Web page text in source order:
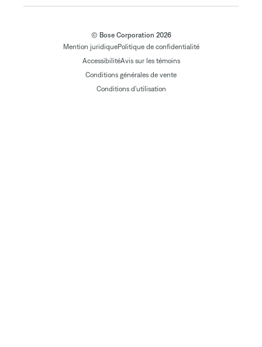
© Bose Corporation 2026
Mention juridiquePolitique de confidentialité
AccessibilitéAvis sur les témoins
Conditions générales de vente
Conditions d'utilisation